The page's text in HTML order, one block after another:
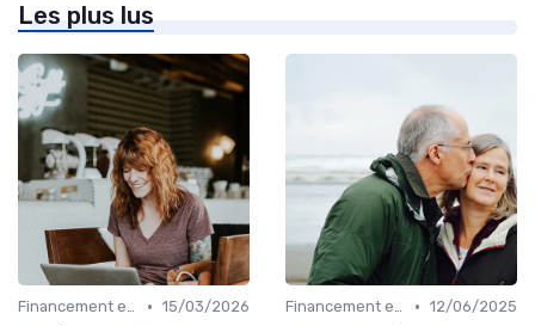
Les plus lus
Financement et Prêts Immobiliers • 15/03/2026
Financement et Prêts Immobiliers • 12/06/2025